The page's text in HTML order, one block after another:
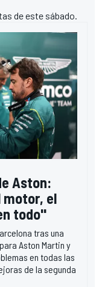
de este sábado.
Aston:
motor, el
todo"
tras una
Aston Martin y
en todas las
de la segunda